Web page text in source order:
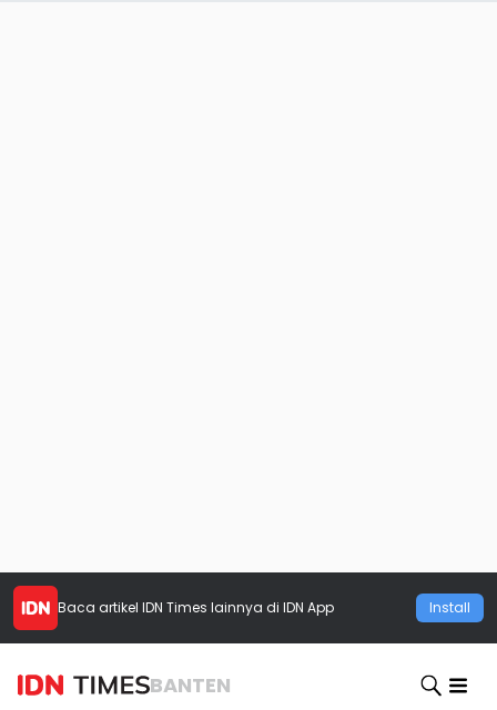
Baca artikel IDN Times lainnya di IDN App Install
BANTEN